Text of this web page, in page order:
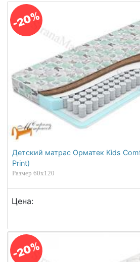
-20%
Детский матрас Орматек Kids
Print)
Размер 60х120
Цена:
-20%